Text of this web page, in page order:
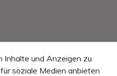
Inhalte und Anzeigen zu
soziale Medien anbieten